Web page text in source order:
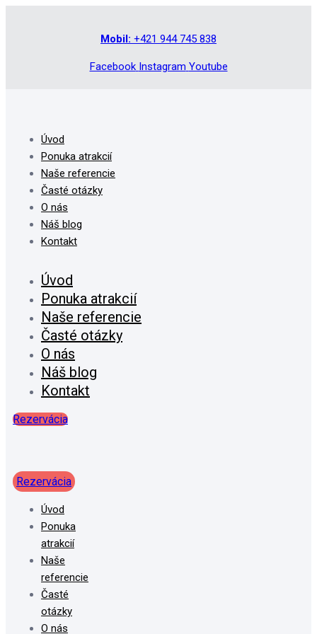
Mobil: +421 944 745 838
Facebook Instagram Youtube
Úvod
Ponuka atrakcií
Naše referencie
Časté otázky
O nás
Náš blog
Kontakt
Úvod
Ponuka atrakcií
Naše referencie
Časté otázky
O nás
Náš blog
Kontakt
Rezervácia
Rezervácia
Úvod
Ponuka
atrakcií
Naše
referencie
Časté
otázky
O nás